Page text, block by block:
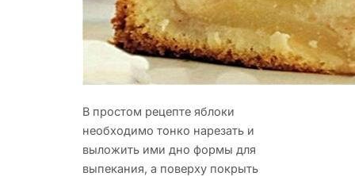
В простом рецепте яблоки
необходимо тонко нарезать и
выложить ими дно формы для
выпекания, а поверху покрыть